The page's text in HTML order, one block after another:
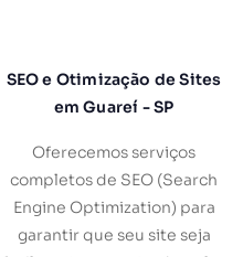
SEO e Otimização de Sites
em Guareí - SP
Oferecemos serviços
completos de SEO (Search
Engine Optimization) para
garantir que seu site seja